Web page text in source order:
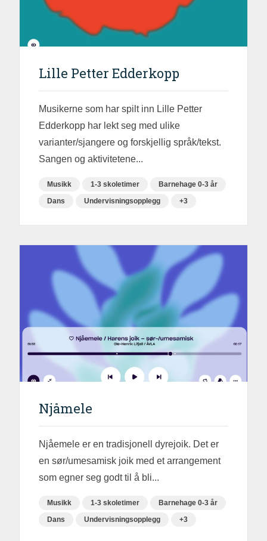
Lille Petter Edderkopp
Musikerne som har spilt inn Lille Petter
Edderkopp har lekt seg med ulike
varianter/sjangere og forskjellig språk/tekst.
Sangen og aktivitetene...
Musikk 1-3 skoletimer
Barnehage 0-3 år
Dans
Undervisningsopplegg +3
Njåmele
Njåemele er en tradisjonell dyrejoik. Det er
en sør/umesamisk joik med et arrangement
som egner seg godt til å bli...
Musikk 1-3 skoletimer
Barnehage 0-3 år
Dans
Undervisningsopplegg +3